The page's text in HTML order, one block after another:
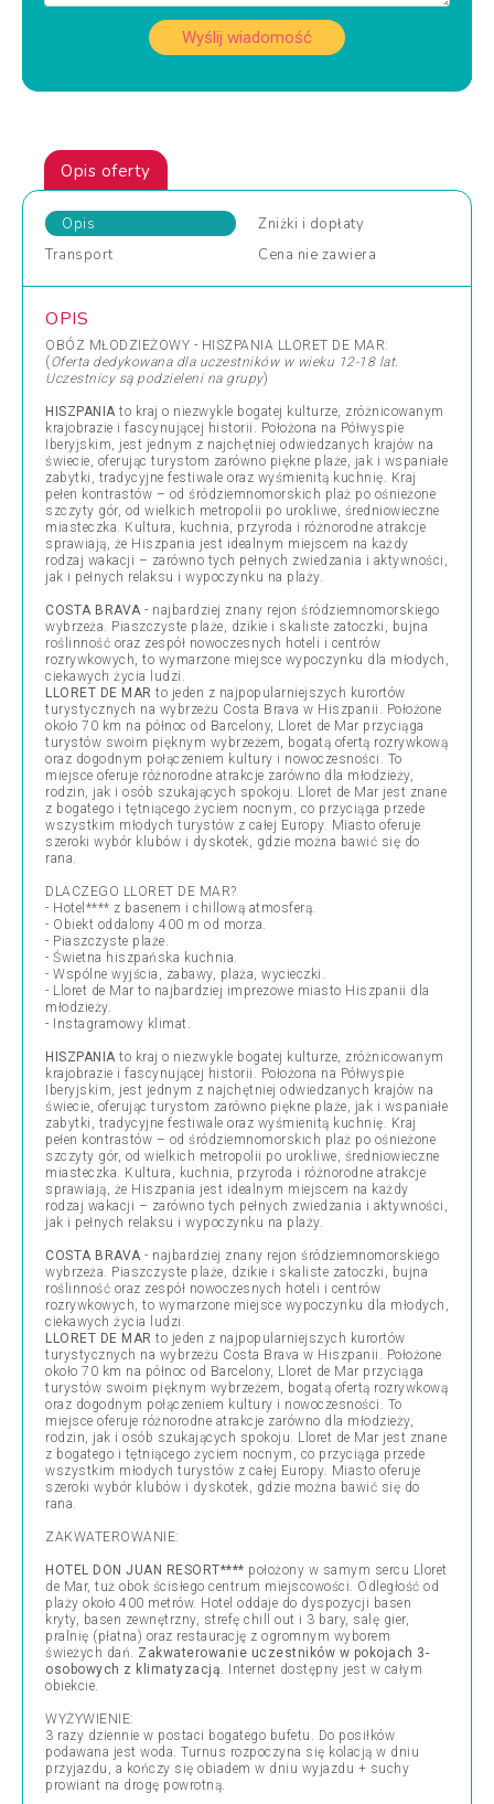
Wyślij wiadomość
Opis oferty
Opis Zniżki i dopłaty
Transport
Cena nie zawiera
OPIS
OBÓZ MŁODZIEŻOWY - HISZPANIA LLORET DE MAR:
( Oferta dedykowana dla uczestników w wieku 12-18 lat.
Uczestnicy są podzieleni na grupy)
HISZPANIA to kraj o niezwykle bogatej kulturze, zróżnicowanym
krajobrazie i fascynującej historii. Położona na Półwyspie
Iberyjskim, jest jednym z najchętniej odwiedzanych krajów na
świecie, oferując turystom zarówno piękne plaże, jak i wspaniałe
zabytki, tradycyjne festiwale oraz wyśmienitą kuchnię. Kraj
pełen kontrastów – od śródziemnomorskich plaż po ośnieżone
szczyty gór, od wielkich metropolii po urokliwe, średniowieczne
miasteczka. Kultura, kuchnia, przyroda i różnorodne atrakcje
sprawiają, że Hiszpania jest idealnym miejscem na każdy
rodzaj wakacji – zarówno tych pełnych zwiedzania i aktywności,
jak i pełnych relaksu i wypoczynku na plaży.
COSTA BRAVA - najbardziej znany rejon śródziemnomorskiego
wybrzeża. Piaszczyste plaże, dzikie i skaliste zatoczki, bujna
roślinność oraz zespół nowoczesnych hoteli i centrów
rozrywkowych, to wymarzone miejsce wypoczynku dla młodych,
ciekawych życia ludzi.
LLORET DE MAR to jeden z najpopularniejszych kurortów
turystycznych na wybrzeżu Costa Brava w Hiszpanii. Położone
około 70 km na północ od Barcelony, Lloret de Mar przyciąga
turystów swoim pięknym wybrzeżem, bogatą ofertą rozrywkową
oraz dogodnym połączeniem kultury i nowoczesności. To
miejsce oferuje różnorodne atrakcje zarówno dla młodzieży,
rodzin, jak i osób szukających spokoju. Lloret de Mar jest znane
z bogatego i tętniącego życiem nocnym, co przyciąga przede
wszystkim młodych turystów z całej Europy. Miasto oferuje
szeroki wybór klubów i dyskotek, gdzie można bawić się do
rana.
DLACZEGO LLORET DE MAR?
- Hotel**** z basenem i chillową atmosferą.
- Obiekt oddalony 400 m od morza.
- Piaszczyste plaże.
- Świetna hiszpańska kuchnia.
- Wspólne wyjścia, zabawy, plaża, wycieczki.
- Lloret de Mar to najbardziej imprezowe miasto Hiszpanii dla
młodzieży.
- Instagramowy klimat.
HISZPANIA to kraj o niezwykle bogatej kulturze, zróżnicowanym
krajobrazie i fascynującej historii. Położona na Półwyspie
Iberyjskim, jest jednym z najchętniej odwiedzanych krajów na
świecie, oferując turystom zarówno piękne plaże, jak i wspaniałe
zabytki, tradycyjne festiwale oraz wyśmienitą kuchnię. Kraj
pełen kontrastów – od śródziemnomorskich plaż po ośnieżone
szczyty gór, od wielkich metropolii po urokliwe, średniowieczne
miasteczka. Kultura, kuchnia, przyroda i różnorodne atrakcje
sprawiają, że Hiszpania jest idealnym miejscem na każdy
rodzaj wakacji – zarówno tych pełnych zwiedzania i aktywności,
jak i pełnych relaksu i wypoczynku na plaży.
COSTA BRAVA - najbardziej znany rejon śródziemnomorskiego
wybrzeża. Piaszczyste plaże, dzikie i skaliste zatoczki, bujna
roślinność oraz zespół nowoczesnych hoteli i centrów
rozrywkowych, to wymarzone miejsce wypoczynku dla młodych,
ciekawych życia ludzi.
LLORET DE MAR to jeden z najpopularniejszych kurortów
turystycznych na wybrzeżu Costa Brava w Hiszpanii. Położone
około 70 km na północ od Barcelony, Lloret de Mar przyciąga
turystów swoim pięknym wybrzeżem, bogatą ofertą rozrywkową
oraz dogodnym połączeniem kultury i nowoczesności. To
miejsce oferuje różnorodne atrakcje zarówno dla młodzieży,
rodzin, jak i osób szukających spokoju. Lloret de Mar jest znane
z bogatego i tętniącego życiem nocnym, co przyciąga przede
wszystkim młodych turystów z całej Europy. Miasto oferuje
szeroki wybór klubów i dyskotek, gdzie można bawić się do
rana.
ZAKWATEROWANIE:
HOTEL DON JUAN RESORT**** położony w samym sercu Lloret
de Mar, tuż obok ścisłego centrum miejscowości. Odległość od
plaży około 400 metrów. Hotel oddaje do dyspozycji basen
kryty, basen zewnętrzny, strefę chill out i 3 bary, salę gier,
pralnię (płatna) oraz restaurację z ogromnym wyborem
świeżych dań. Zakwaterowanie uczestników w pokojach 3-
osobowych z klimatyzacją. Internet dostępny jest w całym
obiekcie.
WYŻYWIENIE:
3 razy dziennie w postaci bogatego bufetu. Do posiłków
podawana jest woda. Turnus rozpoczyna się kolacją w dniu
przyjazdu, a kończy się obiadem w dniu wyjazdu + suchy
prowiant na drogę powrotną.